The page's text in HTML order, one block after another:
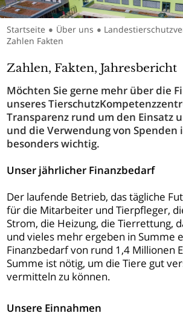
Startseite ● Über uns ●
Zahlen Fakten
Zahlen, Fakten, Jahresbericht
Möchten Sie gerne mehr über die
unseres
Transparenz rund um den Einsatz
und die Verwendung von Spenden
besonders wichtig.
Unser jährlicher Finanzbedarf
Der laufende Betrieb, das tägliche
für die Mitarbeiter und Tierpfleger,
Strom, die Heizung, die Tierrettung,
und vieles mehr ergeben in Summe
Finanzbedarf von rund 1,4 Millionen
Summe ist nötig, um die Tiere gut
vermitteln zu können.
Unsere Einnahmen